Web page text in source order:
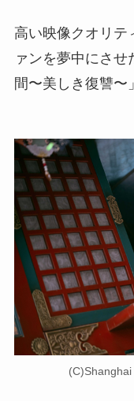
高い映像クオリテ
ァンを夢中にさ
間〜美しき復讐〜